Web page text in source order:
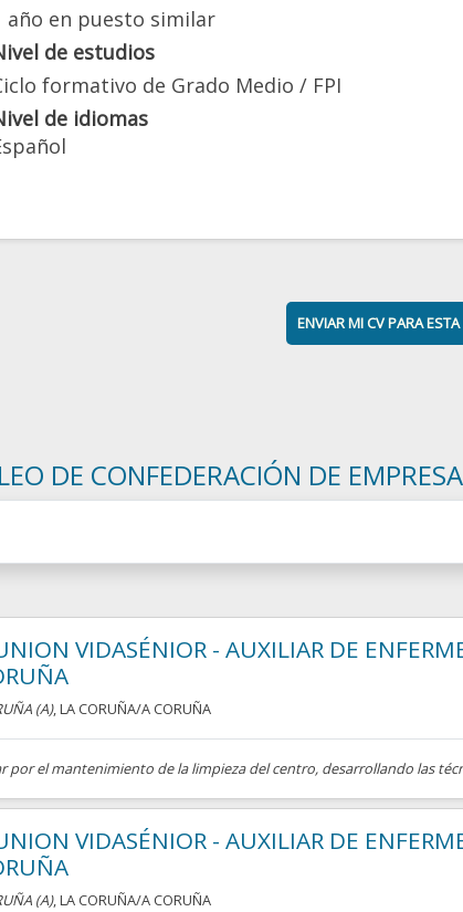
año en puesto similar
de estudios
formativo de Grado Medio / FPI
de idiomas
ENVIAR MI CV PARA ESTA
DE CONFEDERACIÓN DE
VIDASÉNIOR - AUXILIAR DE
(A), LA CORUÑA/A CORUÑA
por el mantenimiento de la limpieza del centro, desarrollando las
VIDASÉNIOR - AUXILIAR DE
(A), LA CORUÑA/A CORUÑA